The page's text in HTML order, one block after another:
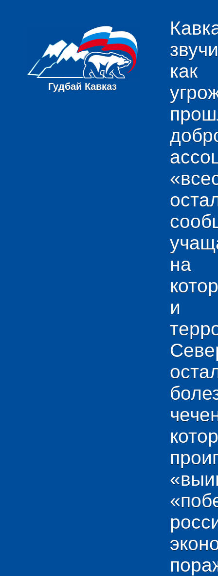
Гудбай Кавказ
на
и